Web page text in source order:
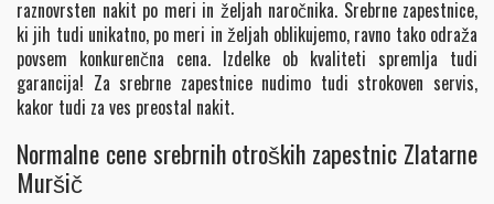
raznovrsten nakit po meri in željah naročnika. Srebrne zapestnice,
ki jih tudi unikatno, po meri in željah oblikujemo, ravno tako odraža
povsem konkurenčna cena. Izdelke ob kvaliteti spremlja tudi
garancija! Za srebrne zapestnice nudimo tudi strokoven servis,
kakor tudi za ves preostal nakit.
Normalne cene srebrnih otroških zapestnic Zlatarne
Muršič